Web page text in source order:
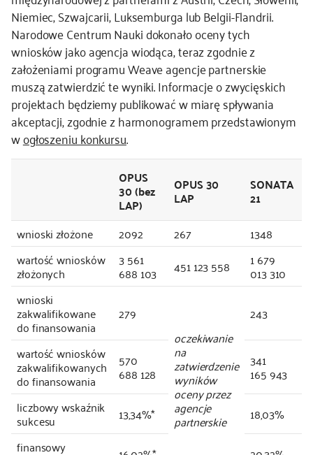
Niemiec, Szwajcarii, Luksemburga lub Belgii-Flandrii.
Narodowe Centrum Nauki dokonało oceny tych
wniosków jako agencja wiodąca, teraz zgodnie z
założeniami programu Weave agencje partnerskie
muszą zatwierdzić te wyniki. Informacje o zwycięskich
projektach będziemy publikować w miarę spływania
akceptacji, zgodnie z harmonogramem przedstawionym
wogłoszeniu konkursu.
OPUS
30 (bez
LAP)
OPUS 30
LAP
SONATA
21
wnioski złożone 2092 267
1348
wartość wniosków
złożonych
3 561
688 103 451 123 558 1 679
013 310
wnioski
zakwalifikowane
do finansowania
279
oczekiwanie
na
zatwierdzenie
wyników
oceny przez
agencje
partnerskie
243
wartość wniosków
zakwalifikowanych
do finansowania
570
688 128
341
165 943
liczbowy wskaźnik
sukcesu 13,34%*
18,03%
finansowy